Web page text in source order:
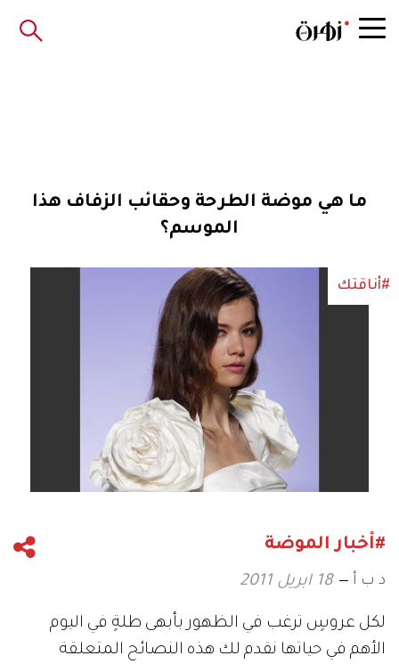
ما هي موضة الطرحة وحقائب الزفاف هذا
الموسم؟
#أناقتك
#أخبار الموضة
د ب أ 18 ابريل 2011
لكل عروسٍ ترغب في الظهور بأبهى طلةٍ في اليوم
الأهم في حياتها نقدم لك هذه النصائح المتعلقة